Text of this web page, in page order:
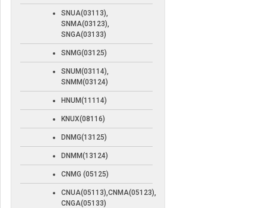
SNUA(03113),
SNMA(03123),
SNGA(03133)
SNMG(03125)
SNUM(03114),
SNMM(03124)
HNUM(11114)
KNUX(08116)
DNMG(13125)
DNMM(13124)
CNMG (05125)
CNUA(05113),CNMA(05123),
CNGA(05133)